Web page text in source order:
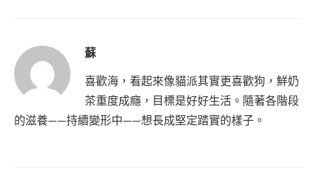
蘇
喜歡海，看起來像貓派其實更喜歡狗，鮮奶
茶重度成癮，目標是好好生活。隨著各階段
的滋養——持續變形中——想長成堅定踏實的樣子。